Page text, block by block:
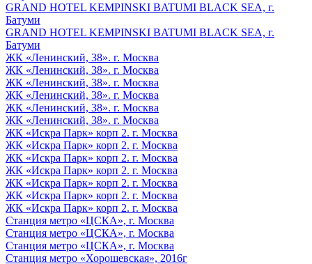
GRAND HOTEL KEMPINSKI BATUMI BLACK SEA, г.
Батуми
GRAND HOTEL KEMPINSKI BATUMI BLACK SEA, г.
Батуми
ЖК «Ленинский, 38». г. Москва
ЖК «Ленинский, 38». г. Москва
ЖК «Ленинский, 38». г. Москва
ЖК «Ленинский, 38». г. Москва
ЖК «Ленинский, 38». г. Москва
ЖК «Ленинский, 38». г. Москва
ЖК «Искра Парк» корп 2. г. Москва
ЖК «Искра Парк» корп 2. г. Москва
ЖК «Искра Парк» корп 2. г. Москва
ЖК «Искра Парк» корп 2. г. Москва
ЖК «Искра Парк» корп 2. г. Москва
ЖК «Искра Парк» корп 2. г. Москва
ЖК «Искра Парк» корп 2. г. Москва
Станция метро «ЦСКА», г. Москва
Станция метро «ЦСКА», г. Москва
Станция метро «ЦСКА», г. Москва
Станция метро «Хорошевская», 2016г